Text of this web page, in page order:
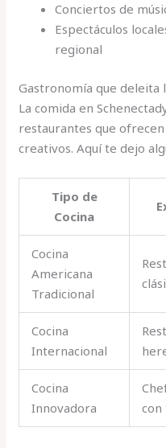
Conciertos de
Espectáculos
regional
Gastronomía que deleita
La comida en
restaurantes que
creativos. Aquí te dejo
Tipo de
Cocina
Cocina
Americana
Tradicional
Cocina
Internacional
Cocina
Innovadora
con